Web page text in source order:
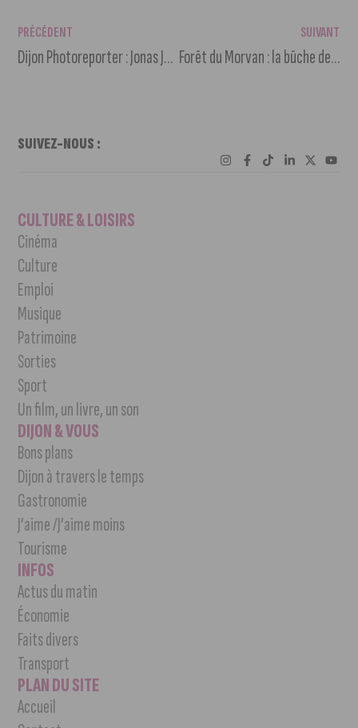
PRÉCÉDENT
Dijon Photoreporter : Jonas Jacquel met l’actualité de Dijon en photos
SUIVANT
Forêt du Morvan : la bûche de Noël du Relais Bernard Loiseau
SUIVEZ-NOUS :
CULTURE & LOISIRS
Cinéma
Culture
Emploi
Musique
Patrimoine
Sorties
Sport
Un film, un livre, un son
DIJON & VOUS
Bons plans
Dijon à travers le temps
Gastronomie
J’aime /J’aime moins
Tourisme
INFOS
Actus du matin
Économie
Faits divers
Transport
PLAN DU SITE
Accueil